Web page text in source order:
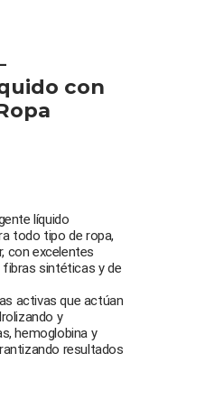
con
líquido
todo tipo de ropa,
con excelentes
fibras sintéticas y de
activas que actúan
y
hemoglobina y
resultados